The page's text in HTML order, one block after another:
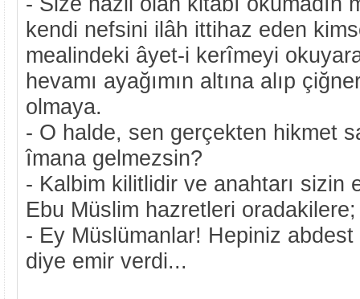
kendi nefsini ilâh ittihaz eden
mealindeki âyet-i kerîmeyi
hevamı ayağımın altına alıp
olmaya.
- O halde, sen gerçekten hikmet
îmana gelmezsin?
- Kalbim kilitlidir ve anahtarı sizin
Ebu Müslim hazretleri
- Ey Müslümanlar! Hepiniz abdest
diye emir verdi...